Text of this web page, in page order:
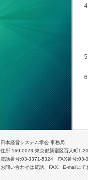
日本経営システム学会 事務局
住所:169-0073 東京都新宿区百人町1-
電話番号:03-3371-5324 FAX番号
お問い合わせは電話、FAX、E-mailにて